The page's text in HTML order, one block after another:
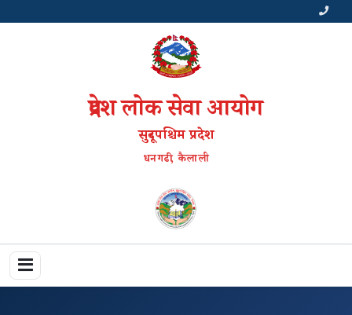
प्रदेश लोक सेवा आयोग
सुदूरपश्चिम प्रदेश
धनगढी, कैलाली